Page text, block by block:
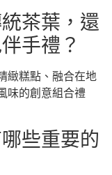
茶葉，還
手禮？
緻糕點、融合在地
味的創意組合禮
些重要的